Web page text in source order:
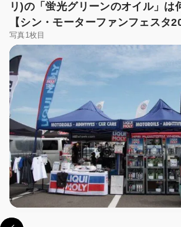
リ)の「蛍光グリーンのオイル」は
【シン・モーターファンフェスタ
写真1枚目